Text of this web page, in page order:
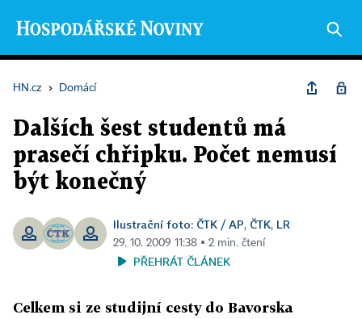
HN.cz › Domácí
Dalších šest studentů má
prasečí chřipku. Počet nemusí
být konečný
Ilustrační foto: ČTK / AP, ČTK, LR
29. 10. 2009 11:38 ▪ 2 min. čtení
PŘEHRÁT ČLÁNEK
Celkem si ze studijní cesty do Bavorska